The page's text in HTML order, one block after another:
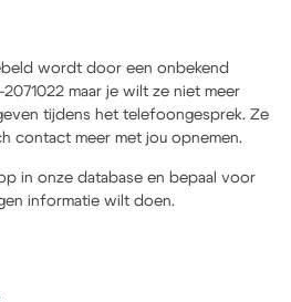
wordt door een onbekend
maar je wilt ze niet meer
tijdens het telefoongesprek. Ze
contact meer met jou opnemen.
in onze database en bepaal voor
informatie wilt doen.